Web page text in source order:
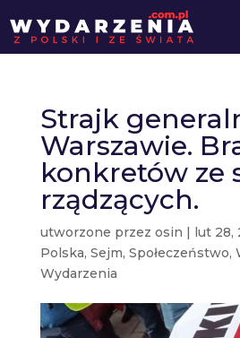
Strajk
Warszawie.
konkretów ze
rządzących.
utworzone przez osin | lut 28,
Polska, Sejm, Społeczeństwo,
Wydarzenia